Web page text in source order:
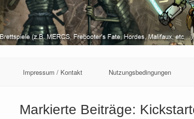
Impressum / Kontakt Nutzungsbedingungen
Markierte Beiträge: